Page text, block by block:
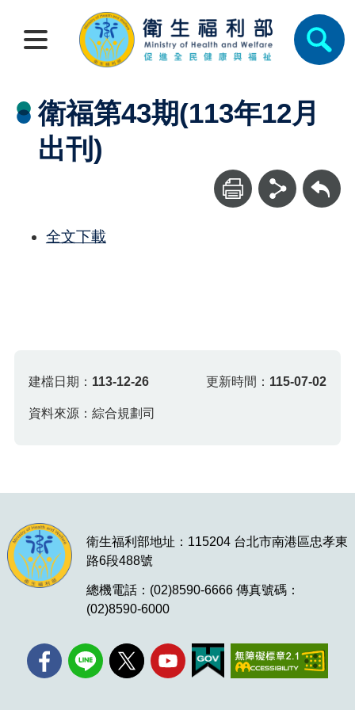
衛福第43期(113年12月
出刊)
回上一頁
全文下載
建檔日期： 113-12-26 更新時間： 115-07-02
資料來源：綜合規劃司
衛生福利部地址：115204 台北市南港區忠孝東
路6段488號
總機電話：(02)8590-6666 傳真號碼：
(02)8590-6000